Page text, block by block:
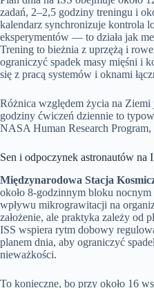
zadań, 2–2,5 godziny treningu i
kalendarz synchronizuje kontrola
eksperymentów — to działa jak
Trening to bieżnia z uprzężą i
ograniczyć spadek masy mięśni i
się z pracą systemów i oknami
Różnica względem życia na Ziemi
godziny ćwiczeń dziennie to
NASA Human Research Program,
Sen i odpoczynek astronautów na
Międzynarodowa Stacja
około 8‑godzinnym bloku
wpływu mikrograwitacji na
założenie, ale praktyka zależy od
ISS wspiera rytm dobowy
planem dnia, aby ograniczyć
nieważkości.
To konieczne, bo przy około 16